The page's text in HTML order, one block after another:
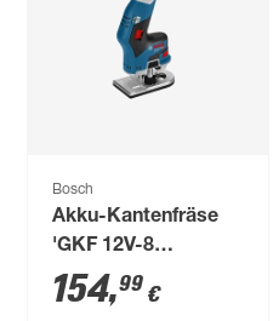
Bosch
Akku-Kantenfräse
'GKF 12V-8
Professional' Solo
154,99 €